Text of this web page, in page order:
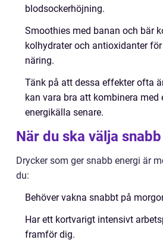
blodsockerhöjning.
Smoothies med banan och bär
kolhydrater och antioxidanter
näring.
Tänk på att dessa effekter ofta
kan vara bra att kombinera med
energikälla senare.
När du ska välja
Drycker som ger snabb energi är
du:
Behöver vakna snabbt på
Har ett kortvarigt intensivt
framför dig.